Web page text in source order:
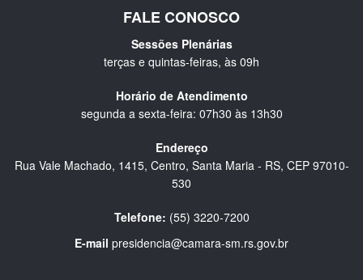
FALE CONOSCO
Sessões Plenárias
terças e quintas-feiras, às 09h
Horário de Atendimento
segunda a sexta-feira: 07h30 às 13h30
Endereço
Rua Vale Machado, 1415, Centro, Santa Maria - RS, CEP 97010-
530
Telefone: (55) 3220-7200
E-mail presidencia@camara-sm.rs.gov.br